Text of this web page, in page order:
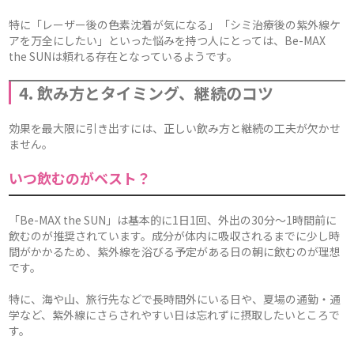
特に「レーザー後の色素沈着が気になる」「シミ治療後の紫外線ケ
アを万全にしたい」といった悩みを持つ人にとっては、Be-MAX
the SUNは頼れる存在となっているようです。
4. 飲み方とタイミング、継続のコツ
効果を最大限に引き出すには、正しい飲み方と継続の工夫が欠かせ
ません。
いつ飲むのがベスト？
「Be-MAX the SUN」は基本的に1日1回、外出の30分〜1時間前に
飲むのが推奨されています。成分が体内に吸収されるまでに少し時
間がかかるため、紫外線を浴びる予定がある日の朝に飲むのが理想
です。
特に、海や山、旅行先などで長時間外にいる日や、夏場の通勤・通
学など、紫外線にさらされやすい日は忘れずに摂取したいところで
す。